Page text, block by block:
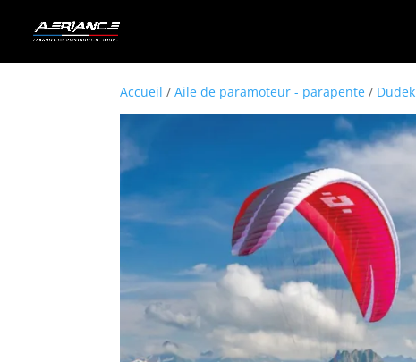
Accueil /Aile de paramoteur - parapente / Dudek